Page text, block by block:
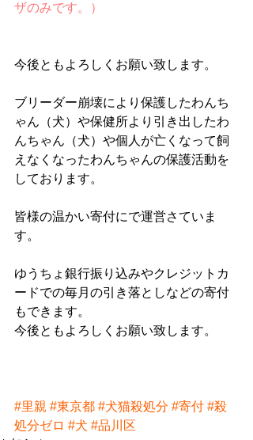
ザのみです。）
今後ともよろしくお願い致します。
ブリーダー崩壊により保護したわんち
ゃん（犬）や保健所より引き出したわ
んちゃん（犬）や個人が亡くなって飼
えなくなったわんちゃんの保護活動を
しております。
皆様の温かい寄付にで運営さていま
す。
ゆうちょ銀行振り込みやクレジットカ
ードでの毎月の引き落としなどの寄付
もできます。
今後ともよろしくお願い致します。
#里親 #東京都 #犬猫殺処分 #寄付 #殺
処分ゼロ #犬 #品川区